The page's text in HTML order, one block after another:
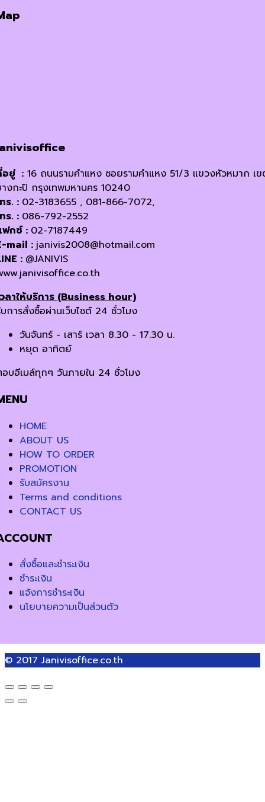
อยู่ : 16 ถนนรามคำแหง ซอยรามคำแหง 51/3 แขวงหัวหมาก เ
งกะปิ กรุงเทพมหานคร 10240
ร. : 02-3183655 , 081-866-7072,
ร. : 086-792-2552
กซ์ : 02-7187449
mail : janivis2008@hotmail.com
: @JANIVIS
ลาให้บริการ (Business hour)
การสั่งซื้อผ่านเว็บไซต์ 24 ชั่วโมง
วันจันทร์ - เสาร์ เวลา 8.30 - 17.30 น.
หยุด อาทิตย์
บอีเมล์ทุกๆ วันภายใน 24 ชั่วโมง
HOME
ABOUT US
HOW TO ORDER
PROMOTION
รับสมัครงาน
Terms and conditions
CONTACT US
สั่งซื้อและชำระเงิน
ชำระเงิน
แจ้งการชำระเงิน
นโยบายความเป็นส่วนตัว
© 2017 Janivisoffice.co.th